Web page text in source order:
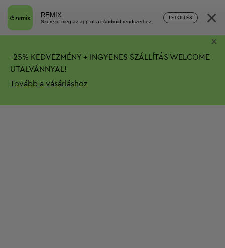
REMIX
Szerezd meg az app-ot az Android rendszerhez
LETÖLTÉS ×
-25% KEDVEZMÉNY + INGYENES SZÁLLÍTÁS WELCOME
UTALVÁNNYAL!
Tovább a vásárláshoz
×